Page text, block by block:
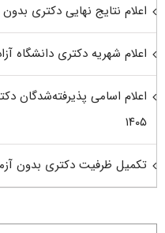
اعلام نتایج نهایی دکتری بدون
اعلام شهریه دکتری دانشگاه آزاد
اعلام اسامی پذیرفته‌شدگان
۱۴۰۵
تکمیل ظرفیت دکتری بدون